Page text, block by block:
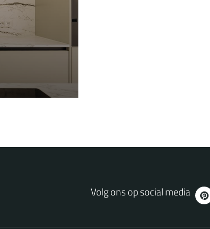
Volg ons op social media